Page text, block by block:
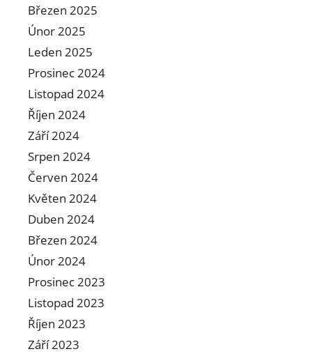
Březen 2025
Únor 2025
Leden 2025
Prosinec 2024
Listopad 2024
Říjen 2024
Září 2024
Srpen 2024
Červen 2024
Květen 2024
Duben 2024
Březen 2024
Únor 2024
Prosinec 2023
Listopad 2023
Říjen 2023
Září 2023